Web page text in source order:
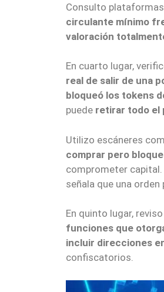
Consulto
circulante mínimo
valoración
En cuarto lugar,
real de salir de una
bloqueó los tokens
puede retirar todo el
Utilizo escáneres
comprar pero
comprometer capital.
señala que una
En quinto lugar,
funciones que
incluir direcciones
confiscatorios.